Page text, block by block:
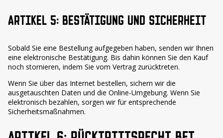
ARTIKEL 5: BESTÄTIGUNG UND SICHERHEIT
Sobald Sie eine Bestellung aufgegeben haben, senden wir Ihnen
eine elektronische Bestätigung. Bis dahin können Sie den Kauf
noch stornieren, indem Sie vom Vertrag zurücktreten.
Wenn Sie über das Internet bestellen, sichern wir die
ausgetauschten Daten und die Online-Umgebung. Wenn Sie
elektronisch bezahlen, sorgen wir für entsprechende
Sicherheitsmaßnahmen.